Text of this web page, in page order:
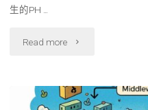
執
生的PH …
Read more "PHP
態